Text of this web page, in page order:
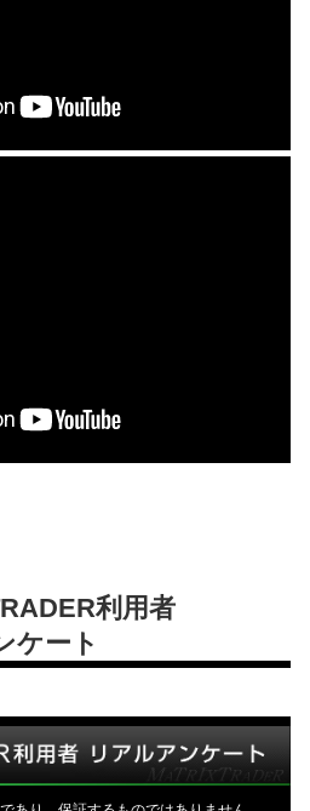
利用者
ケート